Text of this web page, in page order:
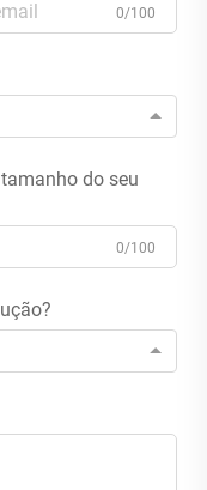
0/100
do seu
0/100